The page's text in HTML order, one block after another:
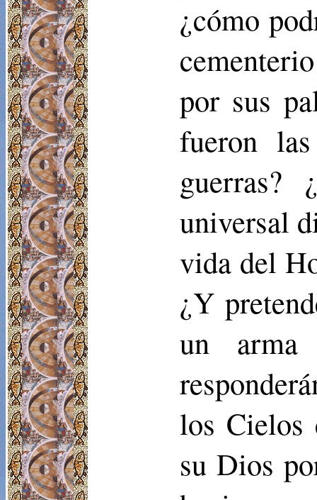
¿cómo
por sus
fueron
universal
vida del
¿Y
un
los Cielos
su Dios